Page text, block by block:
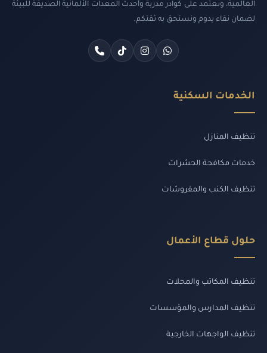
العالمية، ونعتمد على كوادر مدربة وأحدث المعدات الألمانية الصديقة للبيئة
لضمان نقاء يدوم ونستحق به ثقتكم.
الخدمات السكنية
تنظيف المنازل
خدمات مكافحة الحشرات
تنظيف الكنب والمفروشات
حلول قطاع الأعمال
تنظيف المكاتب والمحلات
تنظيف المدارس والمؤسسات
تنظيف الواجهات الخارجية